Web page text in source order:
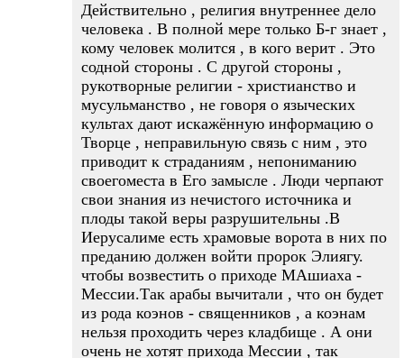
Действительно , религия внутреннее дело
человека . В полной мере только Б-г знает ,
кому человек молится , в кого верит . Это
содной стороны . С другой стороны ,
рукотворные религии - христианство и
мусульманство , не говоря о языческих
культах дают искажённую информацию о
Творце , неправильную связь с ним , это
приводит к страданиям , непониманию
своегоместа в Его замысле . Люди черпают
свои знания из нечистого источника и
плоды такой веры разрушительны .В
Иерусалиме есть храмовые ворота в них по
преданию должен войти пророк Элиягу.
чтобы возвестить о приходе МАшиаха -
Мессии.Так арабы вычитали , что он будет
из рода коэнов - священников , а коэнам
нельзя проходить через кладбище . А они
очень не хотят прихода Мессии , так